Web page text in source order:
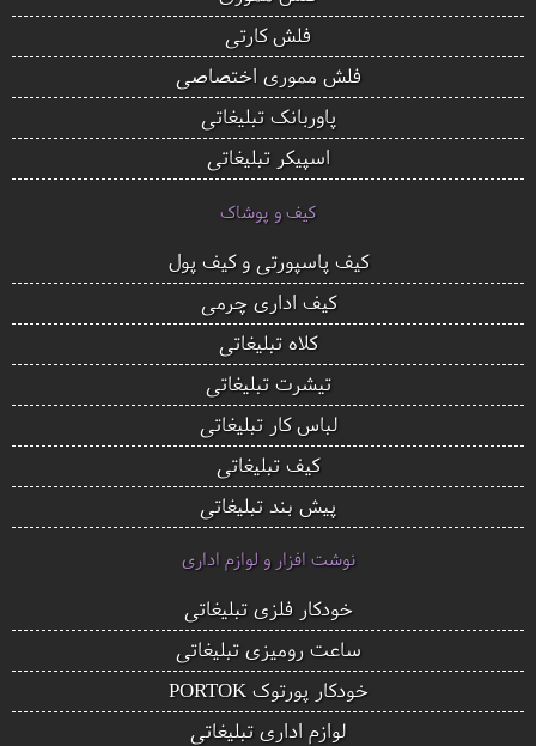
فلش کارتی
فلش مموری اختصاصی
پاوربانک تبلیغاتی
اسپیکر تبلیغاتی
کیف و پوشاک
کیف پاسپورتی و کیف پول
کیف اداری چرمی
کلاه تبلیغاتی
تیشرت تبلیغاتی
لباس کار تبلیغاتی
کیف تبلیغاتی
پیش بند تبلیغاتی
نوشت افزار و لوازم اداری
خودکار فلزی تبلیغاتی
ساعت رومیزی تبلیغاتی
خودکار پورتوک PORTOK
لوازم اداری تبلیغاتی